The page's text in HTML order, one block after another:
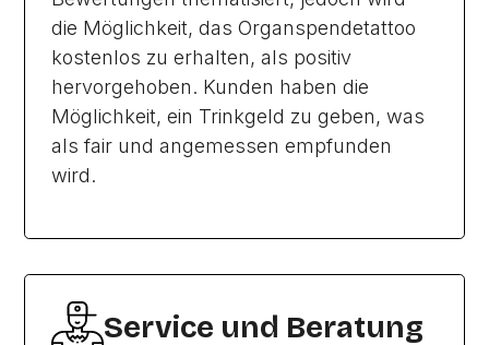
die Möglichkeit, das Organspendetattoo
kostenlos zu erhalten, als positiv
hervorgehoben. Kunden haben die
Möglichkeit, ein Trinkgeld zu geben, was
als fair und angemessen empfunden
wird.
Service und Beratung